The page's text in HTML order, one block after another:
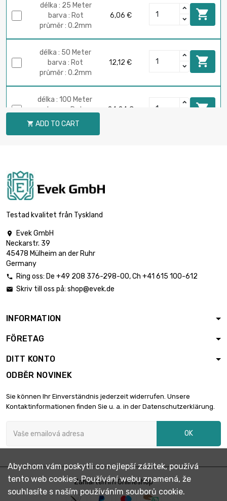
délka : 25 Meter
barva : Rot
průměr : 0.2mm
6,06 € 
délka : 50 Meter
barva : Rot
průměr : 0.2mm
12,12 € 
délka : 100 Meter
barva : Rot
průměr : 0.2mm
24,24 € 
délka : 500 Meter
průměr : 0.2mm
délka : 1 Meter
průměr : 0.2mm
délka : 2 Meter
délka : 5 Meter
barva : grün
průměr : 0.2mm
barva : grün
6,00 €
délka : 25 Meter
barva : grün
délka : 50 Meter
průměr : 0.2mm
barva : grün
12,12 €
 ADD TO CART
Testad kvalitet från Tyskland

Evek GmbH
Neckarstr. 39
45478 Mülheim an der Ruhr
Germany
 Ring oss: De +49 208 376-298-00, Ch +41 615 100-612
 Skriv till oss på: shop@evek.de
INFORMATION
FÖRETAG
DITT KONTO
ODBĚR NOVINEK
Sie können Ihr Einverständnis jederzeit widerrufen. Unsere
Kontaktinformationen finden Sie u. a. in der Datenschutzerklärung.
OK
Zahlarten im Onlineshop
Abychom vám poskytli co nejlepší zážitek, používá
tento web cookies. Používání webu znamená, že
souhlasíte s naším používáním souborů cookie.